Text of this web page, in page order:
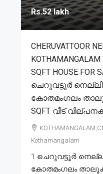
Rs.52 lakh
CHERUVATTOOR
SQFT HOUSE FOR
ചെറുവട്ടൂർ
കോതമംഗലം
SQFT വീട്
Kothamangalam
1.ചെറുവട്ടൂർ
കോതമംഗലം